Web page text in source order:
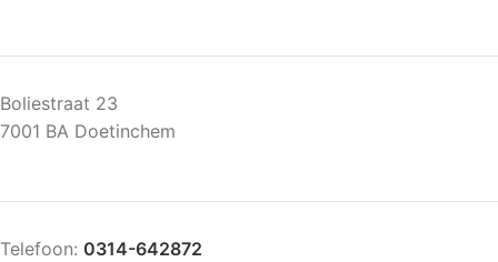
Boliestraat 23
7001 BA Doetinchem
Telefoon: 0314-642872